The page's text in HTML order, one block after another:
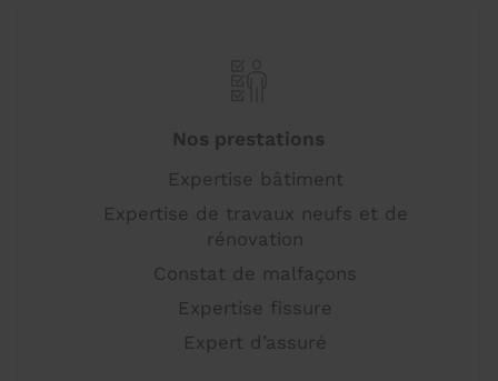
Nos prestations
Expertise bâtiment
Expertise de travaux neufs et de
rénovation
Constat de malfaçons
Expertise fissure
Expert d’assuré